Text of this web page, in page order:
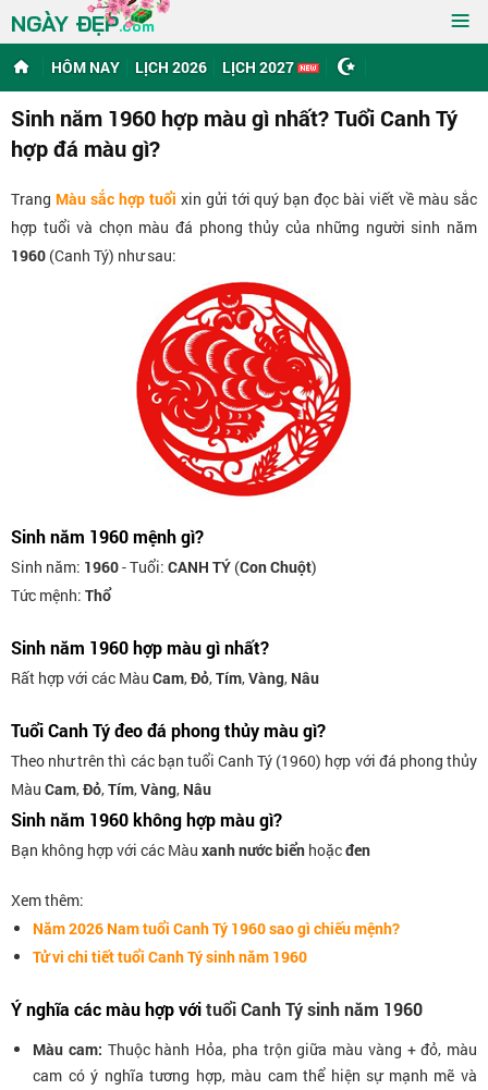
NGÀY ĐẸP.com ≡
HÔM NAY LỊCH 2026 LỊCH 2027
Sinh năm 1960 hợp màu gì nhất? Tuổi Canh Tý
hợp đá màu gì?
Trang Màu sắc hợp tuổi xin gửi tới quý bạn đọc bài viết về màu sắc
hợp tuổi và chọn màu đá phong thủy của những người sinh năm
1960 (Canh Tý) như sau:
Sinh năm 1960 mệnh gì?
Sinh năm: 1960- Tuổi: CANH TÝ (Con Chuột)
Tức mệnh: Thổ
Sinh năm 1960 hợp màu gì nhất?
Rất hợp với các Màu Cam,Đỏ,Tím,Vàng, Nâu
Tuổi Canh Tý đeo đá phong thủy màu gì?
Theo như trên thì các bạn tuổi Canh Tý (1960) hợp với đá phong thủy
Màu Cam,Đỏ,Tím,Vàng, Nâu
Sinh năm 1960 không hợp màu gì?
Bạn không hợp với các Màu xanh nước biển hoặcđen
Xem thêm:
Năm 2026 Nam tuổi Canh Tý 1960 sao gì chiếu mệnh?
Tử vi chi tiết tuổi Canh Tý sinh năm 1960
Ý nghĩa các màu hợp vớituổi Canh Tý sinh năm 1960
Màu cam: Thuộc hành Hỏa, pha trộn giữa màu vàng + đỏ, màu
cam có ý nghĩa tương hợp, màu cam thể hiện sự mạnh mẽ và